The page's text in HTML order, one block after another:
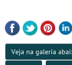
Veja na galeria